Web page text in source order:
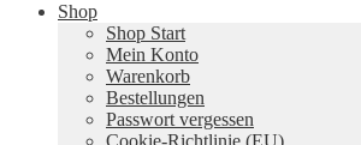
Shop
Shop Start
Mein Konto
Warenkorb
Bestellungen
Passwort vergessen
Cookie-Richtlinie (EU)